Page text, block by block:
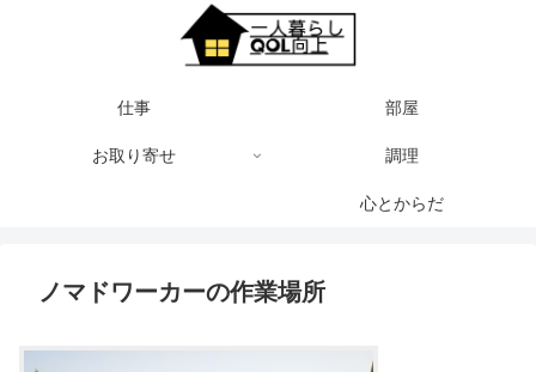
仕事 部屋
お取り寄せ 調理
心とからだ
ノマドワーカーの作業場所